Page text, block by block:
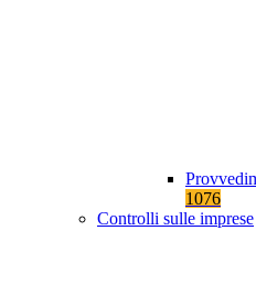
1076
Controlli sulle imprese